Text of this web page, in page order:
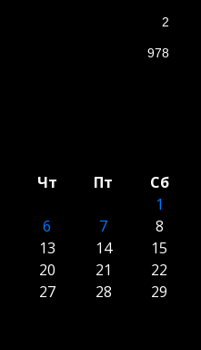
2
978
Чт Пт
Сб
1
6 7
8
13 14
15
20 21
22
27 28
29